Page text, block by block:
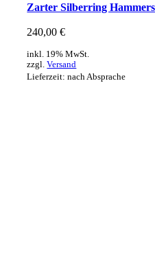
Zarter Silberring
240,00€
inkl. 19% MwSt.
zzgl.Versand
Lieferzeit: nach Absprache